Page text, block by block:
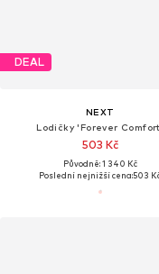
DEAL
NEXT
Lodičky 'Forever
503 Kč
Původně: 1 340 Kč
Poslední nejnižší cena:503